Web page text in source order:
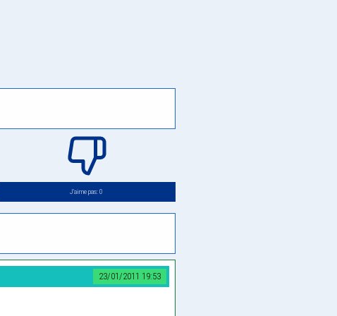
J’aime pas: 0
23/01/2011 19:53